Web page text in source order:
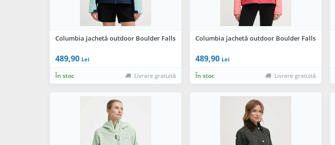
Columbia jachetă outdoor Boulder Falls
489,90 Lei
În stoc Livrare gratuită
Columbia jachetă outdoor Boulder Falls
489,90 Lei
În stoc Livrare gratuită